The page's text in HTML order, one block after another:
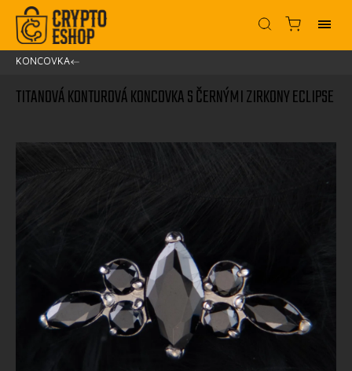
KONCOVKA/
TITANOVÁ KONTUROVÁ KONCOVKA S ČERNÝMI ZIRKONY ECLIPSE